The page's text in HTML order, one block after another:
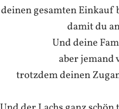
deinen gesamten Einkauf
damit du
Und deine
aber jemand
trotzdem deinen